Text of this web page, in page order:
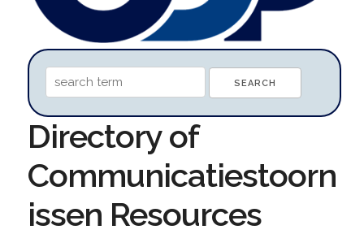
Directory of
Communicatiestoorn
issen Resources